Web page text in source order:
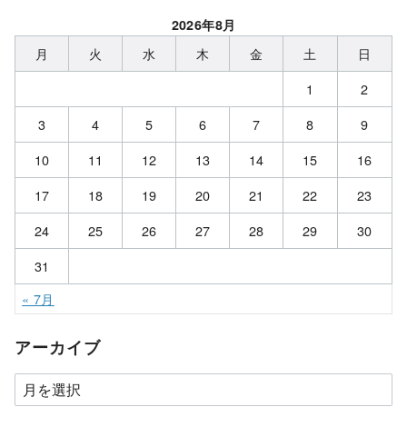
2026年8月
月 火 水 木 金 土
日
1
2
3
4 5 6 7 8
9
10
11 12 13 14 15
16
17
18 19 20 21 22
23
24
25 26 27 28 29
30
31
« 7月
アーカイブ
ア
ー